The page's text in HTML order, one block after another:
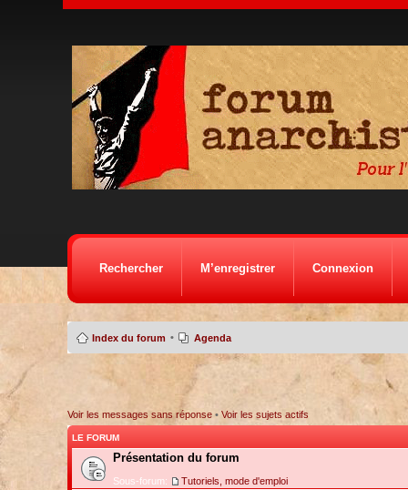
Rechercher M’enregistrer Connexion
Index du forum • Agenda
Voir les messages sans réponse• Voir les sujets actifs
LE FORUM
Présentation du forum
Sous-forum: Tutoriels, mode d'emploi